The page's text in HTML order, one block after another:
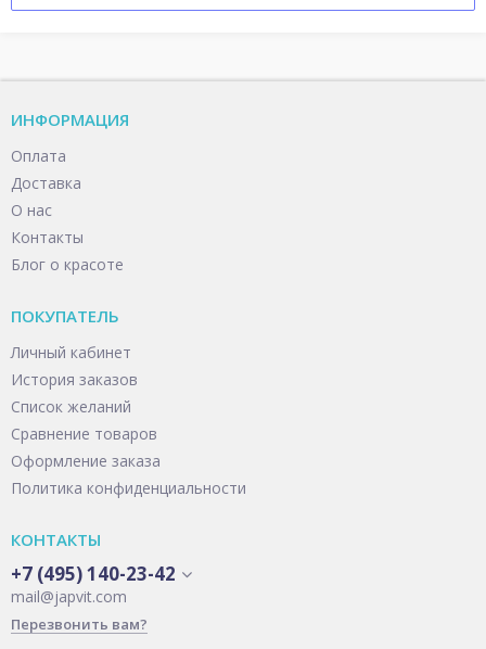
ИНФОРМАЦИЯ
Оплата
Доставка
О нас
Контакты
Блог о красоте
ПОКУПАТЕЛЬ
Личный кабинет
История заказов
Список желаний
Сравнение товаров
Оформление заказа
Политика конфиденциальности
КОНТАКТЫ
+7 (495) 140-23-42
mail@japvit.com
Перезвонить вам?